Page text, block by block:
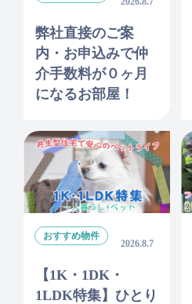
弊社直接のご案
内・お申込みで仲
介手数料が０ヶ月
になるお部屋！
おすすめ物件
2026.8.7
【1K・1DK・
1LDK特集】ひとり